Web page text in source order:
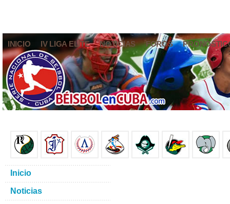
INICIO IV LIGA ELITE NOTICIAS FOROS
Inicio
Noticias